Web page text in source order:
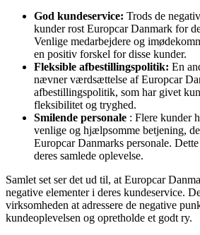
God kundeservice: Trods de
kunder rost Europcar Danmark for
Venlige medarbejdere og
en positiv forskel for disse kunder.
Fleksible afbestillingspolitik: En
nævner værdsættelse af Europcar
afbestillingspolitik, som har givet
fleksibilitet og tryghed.
Smilende personale : Flere kunder
venlige og hjælpsomme betjening,
Europcar Danmarks personale.
deres samlede oplevelse.
Samlet set ser det ud til, at Europcar
negative elementer i deres kundeservice.
virksomheden at adressere de negative
kundeoplevelsen og opretholde et godt ry.